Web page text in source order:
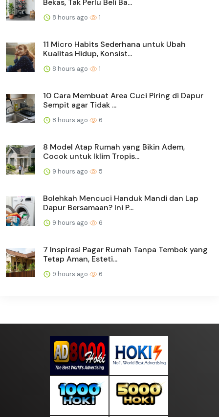
8 hours ago 1
11 Micro Habits Sederhana untuk Ubah
Kualitas Hidup, Konsist...
8 hours ago 1
10 Cara Membuat Area Cuci Piring di Dapur
Sempit agar Tidak ...
8 hours ago 6
8 Model Atap Rumah yang Bikin Adem,
Cocok untuk Iklim Tropis...
9 hours ago 5
Bolehkah Mencuci Handuk Mandi dan Lap
Dapur Bersamaan? Ini P...
9 hours ago 6
7 Inspirasi Pagar Rumah Tanpa Tembok yang
Tetap Aman, Esteti...
9 hours ago 6